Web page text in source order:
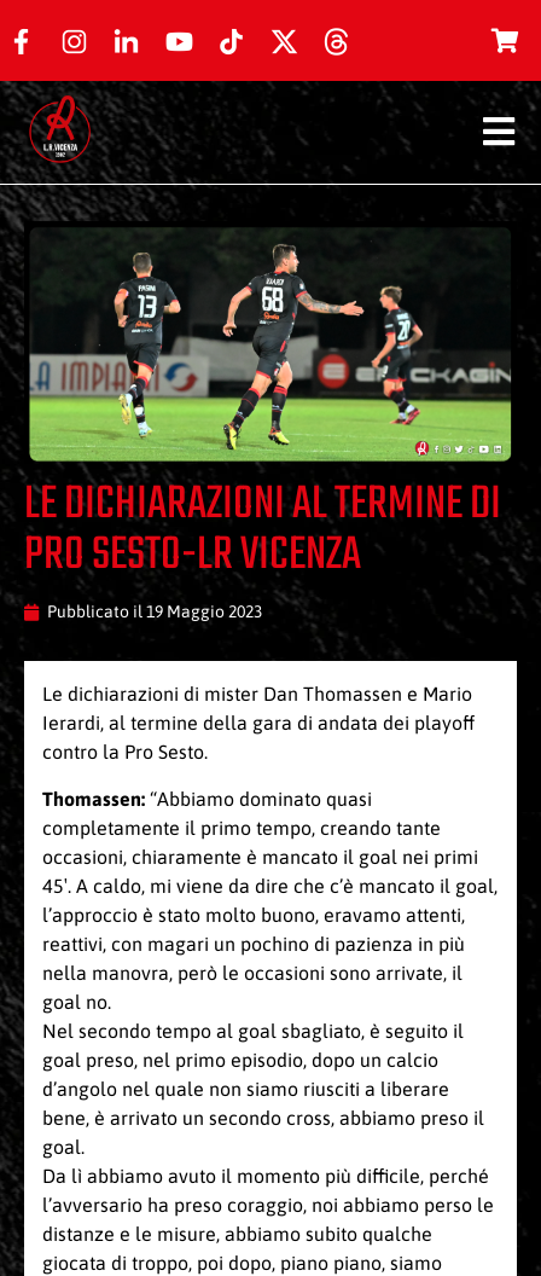
LE DICHIARAZIONI AL TERMINE DI
PRO SESTO-LR VICENZA
Pubblicato il19 Maggio 2023
Le dichiarazioni di mister Dan Thomassen e Mario
Ierardi, al termine della gara di andata dei playoff
contro la Pro Sesto.
Thomassen: “Abbiamo dominato quasi
completamente il primo tempo, creando tante
occasioni, chiaramente è mancato il goal nei primi
45′. A caldo, mi viene da dire che c’è mancato il goal,
l’approccio è stato molto buono, eravamo attenti,
reattivi, con magari un pochino di pazienza in più
nella manovra, però le occasioni sono arrivate, il
goal no.
Nel secondo tempo al goal sbagliato, è seguito il
goal preso, nel primo episodio, dopo un calcio
d’angolo nel quale non siamo riusciti a liberare
bene, è arrivato un secondo cross, abbiamo preso il
goal.
Da lì abbiamo avuto il momento più difficile, perché
l’avversario ha preso coraggio, noi abbiamo perso le
distanze e le misure, abbiamo subito qualche
giocata di troppo, poi dopo, piano piano, siamo